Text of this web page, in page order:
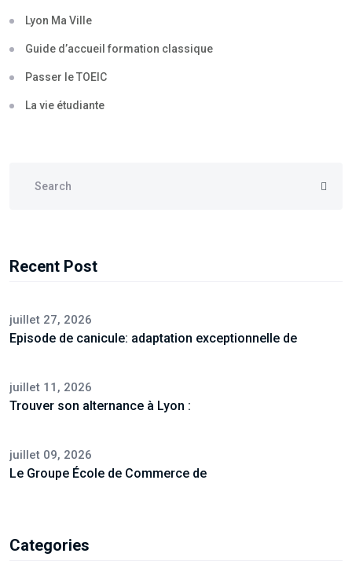
Lyon Ma Ville
Guide d’accueil formation classique
Passer le TOEIC
La vie étudiante
Recent Post
juillet 27, 2026
Episode de canicule: adaptation exceptionnelle de
juillet 11, 2026
Trouver son alternance à Lyon :
juillet 09, 2026
Le Groupe École de Commerce de
Categories